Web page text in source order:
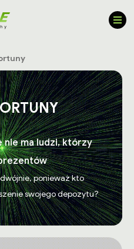
nie ma ludzi, którzy
ponieważ kto
swojego depozytu?